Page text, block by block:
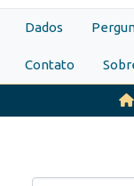
Dados
Contato